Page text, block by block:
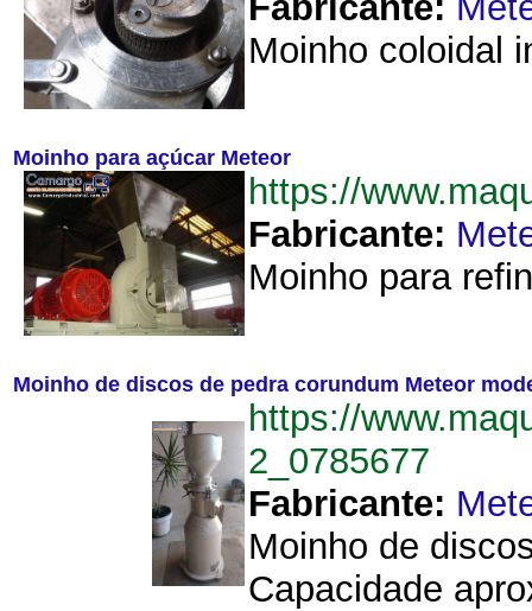
Moinho coloidal
Moinho para açúcar Meteor
https://
Fabricante:
Moinho para
Moinho de discos de pedra corundum Meteor
https://
2_0785677
Fabricante:
Moinho de
Capacidade